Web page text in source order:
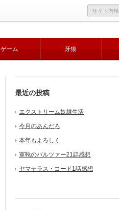
ゲーム 牙狼
最近の投稿
エクストリーム奴隷生活
今月のあんだろ
本年もよろしく
軍靴のバルツァー21話感想
ヤマテラス・コード1話感想